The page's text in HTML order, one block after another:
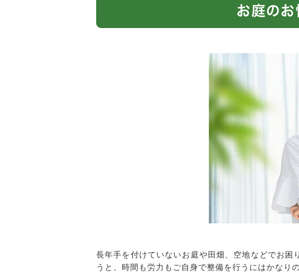
お庭のお
長年手を付けていないお庭や田畑、空地などでお困
うと、時間も労力もご自身で整備を行うにはかなり